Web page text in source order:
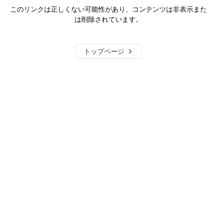
このリンクは正しくない可能性があり、コンテンツは非表示また
は削除されています。
トップページ